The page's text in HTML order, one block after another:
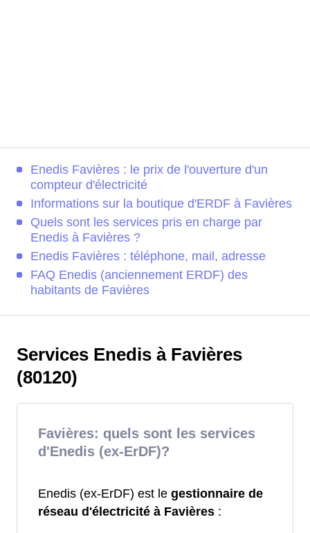
Enedis Favières : le prix de l'ouverture d'un
compteur d'électricité
Informations sur la boutique d'ERDF à Favières
Quels sont les services pris en charge par
Enedis à Favières ?
Enedis Favières : téléphone, mail, adresse
FAQ Enedis (anciennement ERDF) des
habitants de Favières
Services Enedis à Favières
(80120)
Favières: quels sont les services
d'Enedis (ex-ErDF)?
Enedis (ex-ErDF) est le gestionnaire de
réseau d'électricité à Favières :